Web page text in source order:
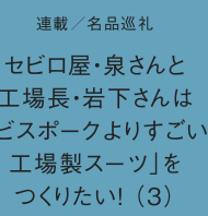
連載／名品巡礼
セビロ屋・泉さんと
工場長・岩下さんは
ビスポークよりすごい
工場製スーツ」を
つくりたい！ （３）